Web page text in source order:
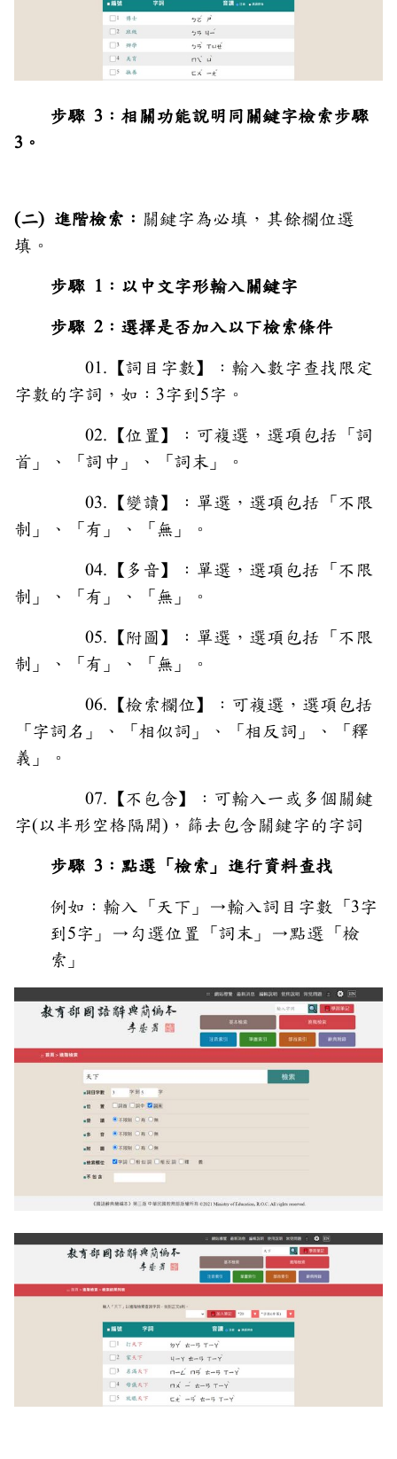
步驟 3：相關功能說明同關鍵字檢索步驟
3。
(二) 進階檢索： 關鍵字為必填，其餘欄位選
填。
步驟 1：以中文字形輸入關鍵字
步驟 2：選擇是否加入以下檢索條件
01.【詞目字數】：輸入數字查找限定
字數的字詞，如：3字到5字。
02.【位置】：可複選，選項包括「詞
首」、「詞中」、「詞末」。
03.【變讀】：單選，選項包括「不限
制」、「有」、「無」。
04.【多音】：單選，選項包括「不限
制」、「有」、「無」。
05.【附圖】：單選，選項包括「不限
制」、「有」、「無」。
06.【檢索欄位】：可複選，選項包括
「字詞名」、「相似詞」、「相反詞」、「釋
義」。
07.【不包含】：可輸入一或多個關鍵
字(以半形空格隔開)，篩去包含關鍵字的字詞
步驟 3：點選「檢索」進行資料查找
例如：輸入「天下」→輸入詞目字數「3字
到5字」→勾選位置「詞末 」→點選「檢
索」